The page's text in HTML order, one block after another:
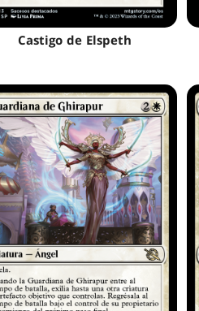
Castigo de Elspeth